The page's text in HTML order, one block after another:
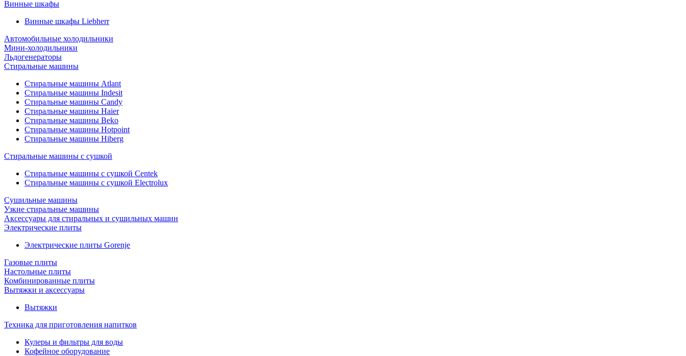
Винные шкафы
Винные шкафы Liebherr
Автомобильные холодильники
Мини-холодильники
Льдогенераторы
Стиральные машины
Стиральные машины Atlant
Стиральные машины Indesit
Стиральные машины Candy
Стиральные машины Haier
Стиральные машины Beko
Стиральные машины Hotpoint
Стиральные машины Hiberg
Стиральные машины с сушкой
Стиральные машины с сушкой Centek
Стиральные машины с сушкой Electrolux
Сушильные машины
Узкие стиральные машины
Аксессуары для стиральных и сушильных машин
Электрические плиты
Электрические плиты Gorenje
Газовые плиты
Настольные плиты
Комбинированные плиты
Вытяжки и аксессуары
Вытяжки
Техника для приготовления напитков
Кулеры и фильтры для воды
Кофейное оборудование